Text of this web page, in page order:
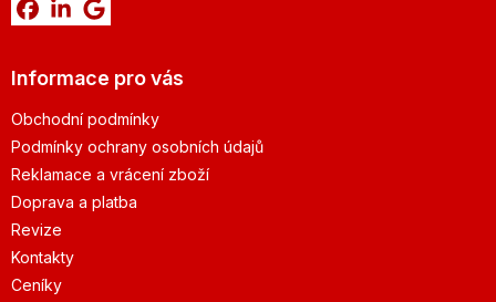
Informace pro vás
Obchodní podmínky
Podmínky ochrany osobních údajů
Reklamace a vrácení zboží
Doprava a platba
Revize
Kontakty
Ceníky